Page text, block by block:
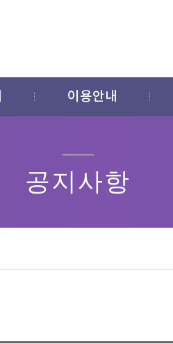
이용안내
공지사항